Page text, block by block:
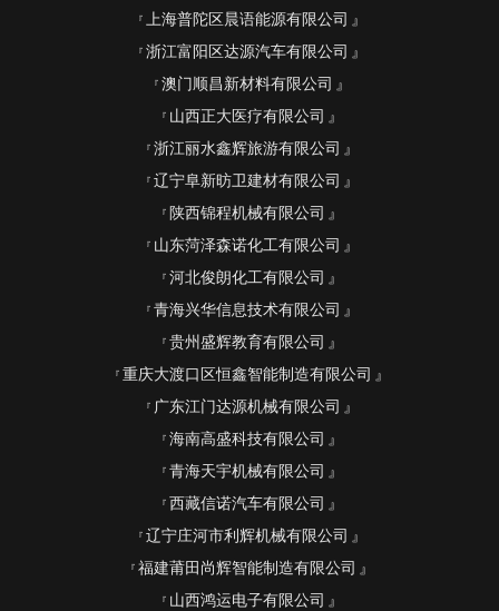
上海普陀区晨语能源有限公司
浙江富阳区达源汽车有限公司
澳门顺昌新材料有限公司
山西正大医疗有限公司
浙江丽水鑫辉旅游有限公司
辽宁阜新昉卫建材有限公司
陕西锦程机械有限公司
山东菏泽森诺化工有限公司
河北俊朗化工有限公司
青海兴华信息技术有限公司
贵州盛辉教育有限公司
重庆大渡口区恒鑫智能制造有限公司
广东江门达源机械有限公司
海南高盛科技有限公司
青海天宇机械有限公司
西藏信诺汽车有限公司
辽宁庄河市利辉机械有限公司
福建莆田尚辉智能制造有限公司
山西鸿运电子有限公司